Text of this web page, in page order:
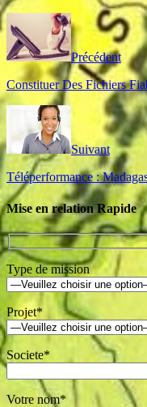
Précédent
Constituer Des Fichiers
Suivant
Téléperformance :
Mise en relation Rapide
Type de mission
Projet*
Societe*
Votre nom*